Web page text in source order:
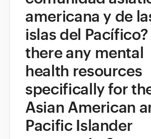
Contact
americana y de
islas del
there any mental
health resources
specifically for
Asian American
Pacific Islander